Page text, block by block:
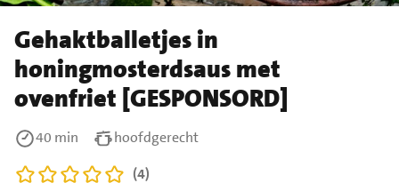
Gehaktballetjes in
honingmosterdsaus met
ovenfriet [GESPONSORD]
40 min
hoofdgerecht
(4)